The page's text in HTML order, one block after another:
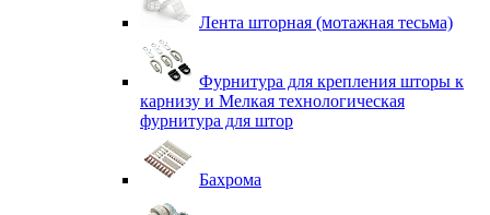
Лента шторная (мотажная тесьма)
Фурнитура для крепления шторы к
карнизу и Мелкая технологическая
фурнитура для штор
Бахрома